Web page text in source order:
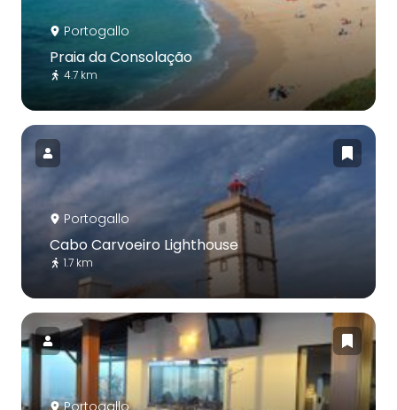
Portogallo
Praia da Consolação
4.7 km
Portogallo
Cabo Carvoeiro Lighthouse
1.7 km